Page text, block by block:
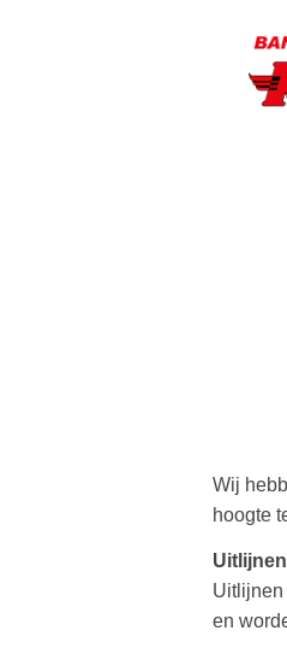
Wij
hoogte
Uitlijnen
Uitlijnen
en